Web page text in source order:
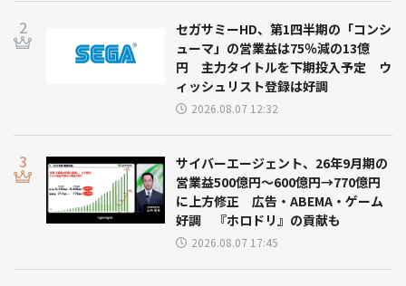
セガサミーHD、第1四半期の「コンシ
ューマ」の営業益は75％減の13億
円 主力タイトルを下期投入予定 ウ
ィッシュリスト登録は好調
2026.08.07 12:32
サイバーエージェント、26年9月期の
営業益500億円～600億円→770億円
に上方修正 広告・ABEMA・ゲーム
好調 『ホロドリ』の貢献も
2026.08.07 17:45